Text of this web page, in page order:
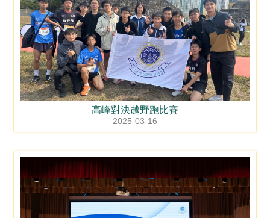
高峰對決越野跑比賽
2025-03-16